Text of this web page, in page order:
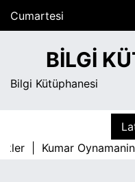
Cumartesi
Ağustos 8, 2026
3:14 pmBILGI
Bilgi Kütüphanesi
| Kumar Oynamanin